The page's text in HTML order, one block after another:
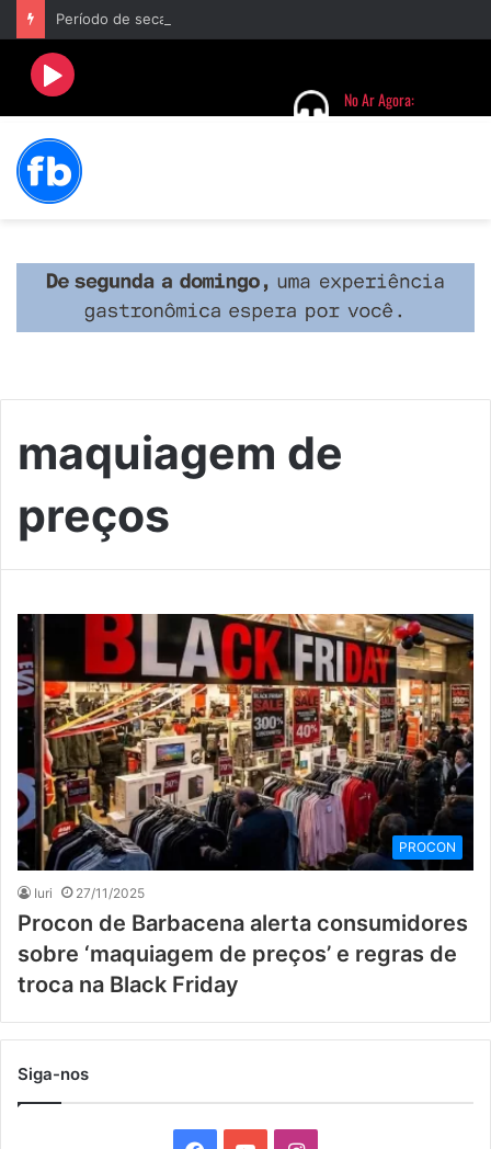
maquiagem de
preços
PROCON
Iuri 27/11/2025
Procon de Barbacena alerta consumidores
sobre ‘maquiagem de preços’ e regras de
troca na Black Friday
Siga-nos